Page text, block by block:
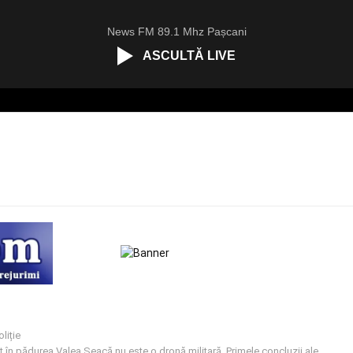
News FM 89.1 Mhz Pașcani
ASCULTĂ LIVE